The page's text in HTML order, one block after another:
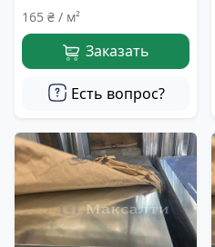
165 ₴ / м²
Заказать
Есть вопрос?